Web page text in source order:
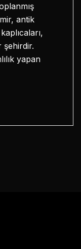
antik
şehirdir.
yapan